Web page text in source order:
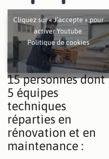
Cliquez sur « J’accepte » pour
activer Youtube
Politique de cookies
J’accepte
15 personnes dont
5 équipes
techniques
réparties en
rénovation et en
maintenance :